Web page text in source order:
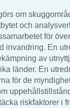
om
och
för
invandring. En
av
länder. En
för de
riskfaktorer i